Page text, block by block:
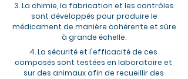
3. La chimie, la fabrication et les contrôles
sont développés pour produire le
médicament de manière cohérente et sûre
à grande échelle.
4. La sécurité et l'efficacité de ces
composés sont testées en laboratoire et
sur des animaux afin de recueillir des